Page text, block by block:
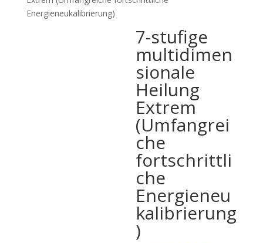
Energieneukalibrierung)
7-stufige
multidimen
sionale
Heilung
Extrem
(Umfangrei
che
fortschrittli
che
Energieneu
kalibrierung
)